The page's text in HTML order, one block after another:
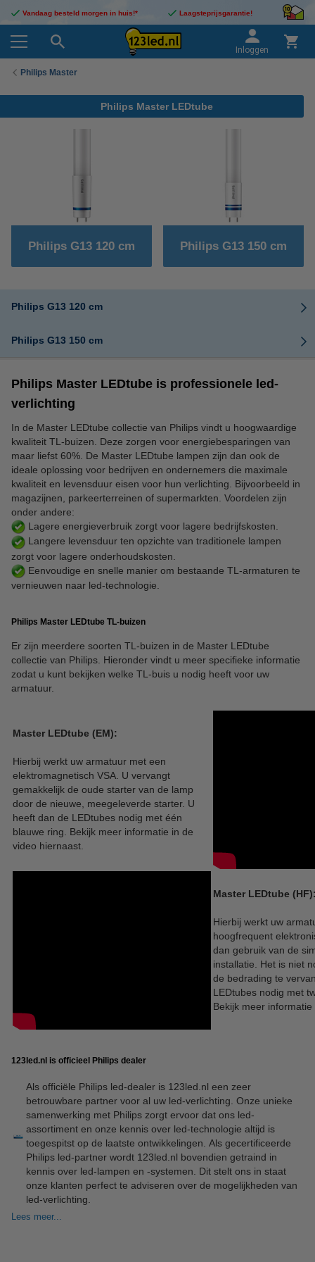
Vandaag besteld morgen in huis!* Laagsteprijsgarantie!
Inloggen
Philips Master
Philips Master LEDtube
Philips G13 120 cm Philips G13 150 cm
Philips G13 120 cm
Philips G13 150 cm
Philips Master LEDtube is professionele led-
verlichting
In de Master LEDtube collectie van Philips vindt u hoogwaardige
kwaliteit TL-buizen. Deze zorgen voor energiebesparingen van
maar liefst 60%. De Master LEDtube lampen zijn dan ook de
ideale oplossing voor bedrijven en ondernemers die maximale
kwaliteit en levensduur eisen voor hun verlichting. Bijvoorbeeld in
magazijnen, parkeerterreinen of supermarkten. Voordelen zijn
onder andere:
Lagere energieverbruik zorgt voor lagere bedrijfskosten.
Langere levensduur ten opzichte van traditionele lampen
zorgt voor lagere onderhoudskosten.
Eenvoudige en snelle manier om bestaande TL-armaturen te
vernieuwen naar led-technologie.
Philips Master LEDtube TL-buizen
Er zijn meerdere soorten TL-buizen in de Master LEDtube
collectie van Philips. Hieronder vindt u meer specifieke informatie
zodat u kunt bekijken welke TL-buis u nodig heeft voor uw
armatuur.
Master LEDtube (EM):
Hierbij werkt uw armatuur met een
elektromagnetisch VSA. U vervangt
gemakkelijk de oude starter van de lamp
door de nieuwe, meegeleverde starter. U
heeft dan de LEDtubes nodig met één
blauwe ring. Bekijk meer informatie in de
video hiernaast.
Master LEDtube
Hierbij werkt uw
hoogfrequent
dan gebruik van de
installatie. Het is niet
de bedrading te
LEDtubes nodig met
Bekijk meer
123led.nl is officieel Philips dealer
Als officiële Philips led-dealer is 123led.nl een zeer
betrouwbare partner voor al uw led-verlichting. Onze unieke
samenwerking met Philips zorgt ervoor dat ons led-
assortiment en onze kennis over led-technologie altijd is
toegespitst op de laatste ontwikkelingen. Als gecertificeerde
Philips led-partner wordt 123led.nl bovendien getraind in
kennis over led-lampen en -systemen. Dit stelt ons in staat
onze klanten perfect te adviseren over de mogelijkheden van
led-verlichting.
Lees meer...